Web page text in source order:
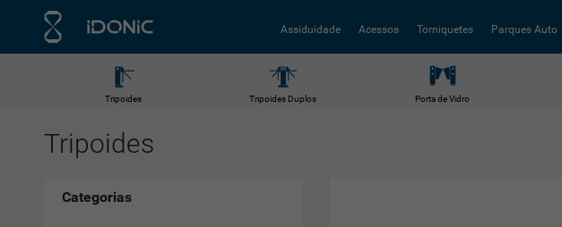
Assiduidade Acessos Torniquetes Parques Auto
Tripoides Tripoides Duplos Porta de Vidro
Tripoides
Categorias